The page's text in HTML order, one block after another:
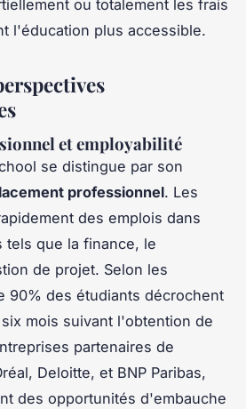
ou totalement les frais
l'éducation plus accessible.
et employabilité
se distingue par son
professionnel. Les
des emplois dans
tels que la finance, le
de projet. Selon les
90% des étudiants décrochent
mois suivant l'obtention de
partenaires de
Deloitte, et BNP Paribas,
des opportunités d'embauche